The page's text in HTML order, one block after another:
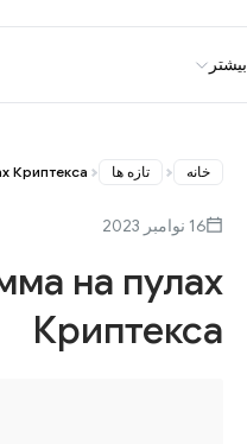
بیشتر
خانه تازه ها Криптекса
16 نوامبر 2023
на пулах
Криптекса